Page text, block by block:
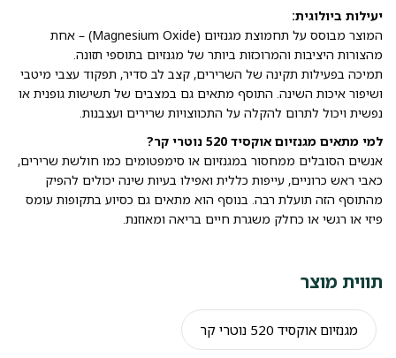
יעילות ביולוגית:
המוצר מבוסס על תחמוצת מגנזיום (Magnesium Oxide) – אחת
מהצורות היציבות והמרוכזות ביותר של מגנזיום בתוספי תזונה.
תמיכה בפעילות תקינה של השרירים, קצב לב סדיר, תפקוד עצבי מיטבי
ושיפור איכות השינה. התוסף מתאים גם במצבים של תשישות גופנית או
נפשית ויכול לתרום להקלה על התכווצויות שרירים ועצבנות.
למי מתאים מגנזיום אוקסיד 520 נוטרי קר?
אנשים הסובלים ממחסור במגנזיום או סימפטומים כמו חולשת שרירים,
כאבי ראש כרוניים, עייפות כללית ואפילו בעיות שינה יכולים להפיק
מהתוסף הזה תועלת רבה. בנוסף הוא מתאים גם כסיוע בתקופות עומס
פיזי או רגשי או כחלק משגרת חיים בריאה ומאוזנת.
תווית מוצר
מגנזיום אוקסיד 520 נוטרי קר